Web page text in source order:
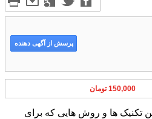
پرسش از آگهی دهنده
150,000 تومان
تکنیک ها و روش هایی که برای